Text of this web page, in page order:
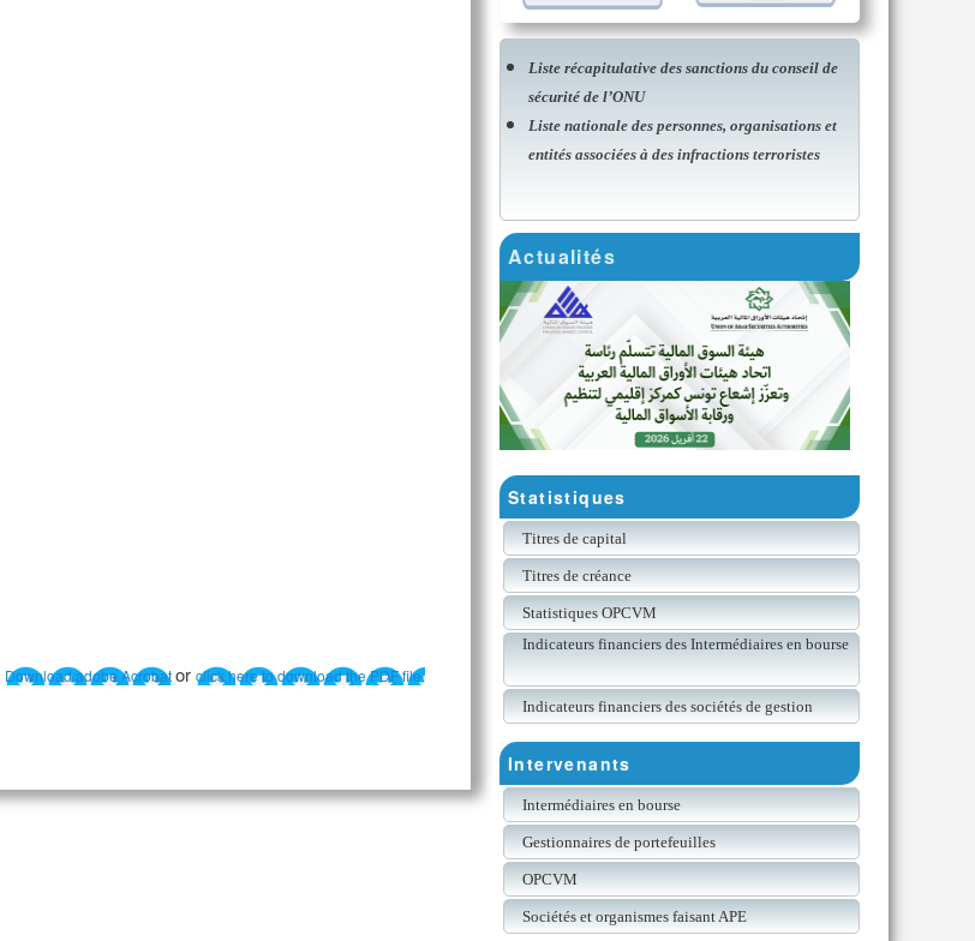
Download adobe Acrobator click here to download the PDF file.
Liste récapitulative des sanctions du conseil de
sécurité de l’ONU
Liste nationale des personnes, organisations et
entités associées à des infractions terroristes
Actualités
Statistiques
Titres de capital
Titres de créance
Statistiques OPCVM
Indicateurs financiers des Intermédiaires en bourse
Indicateurs financiers des sociétés de gestion
Intervenants
Intermédiaires en bourse
Gestionnaires de portefeuilles
OPCVM
Sociétés et organismes faisant APE